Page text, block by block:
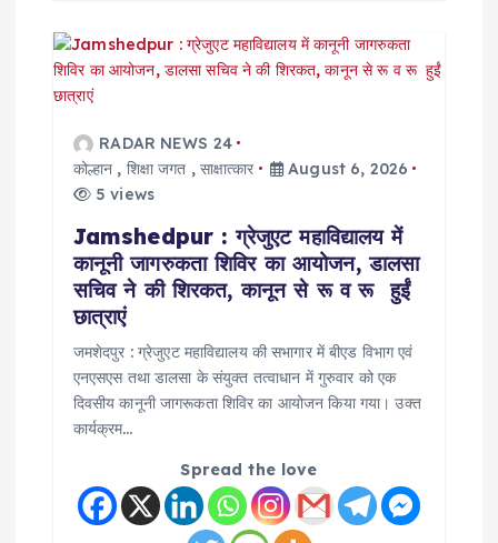
RADAR NEWS 24
कोल्हान , शिक्षा जगत , साक्षात्कार
August 6, 2026
5 views
Jamshedpur : ग्रेजुएट महाविद्यालय में
कानूनी जागरुकता शिविर का आयोजन, डालसा
सचिव ने की शिरकत, कानून से रू व रू हुईं
छात्राएं
जमशेदपुर : ग्रेजुएट महाविद्यालय की सभागार में बीएड विभाग एवं
एनएसएस तथा डालसा के संयुक्त तत्वाधान में गुरुवार को एक
दिवसीय कानूनी जागरूकता शिविर का आयोजन किया गया। उक्त
कार्यक्रम…
Spread the love